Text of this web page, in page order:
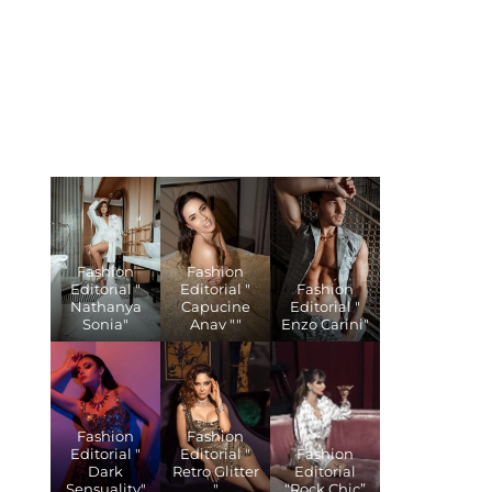
Fashion
Editorial "
Nathanya
Sonia"
Fashion
Editorial "
Capucine
Anav ""
Fashion
Editorial "
Enzo Carini"
Fashion
Editorial "
Dark
Sensuality"
Fashion
Editorial "
Retro Glitter
"
Fashion
Editorial
“Rock Chic”